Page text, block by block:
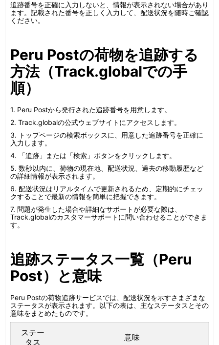
追跡番号を正確に入力しないと、情報が表示されない場合があり
ます。記載された番号を正しく入力して、配送状況を随時ご確認
ください。
Peru Postの荷物を追跡する
方法（Track.globalでの手
順）
1. Peru Postから発行された追跡番号を用意します。
2. Track.globalの公式ウェブサイトにアクセスします。
3. トップページの検索ボックスに、用意した追跡番号を正確に
入力します。
4. 「追跡」または「検索」ボタンをクリックします。
5. 数秒以内に、荷物の現在地、配送状況、過去の移動履歴など
の詳細情報が表示されます。
6. 配送状況はリアルタイムで更新されるため、定期的にチェッ
クすることで最新の情報を簡単に把握できます。
7. 問題が発生した場合や詳細なサポートが必要な際は、
Track.globalのカスタマーサポートに問い合わせることができま
す。
追跡ステータス一覧（Peru
Post）と意味
Peru Postの荷物追跡サービスでは、配送状況を示すさまざまな
ステータスが表示されます。以下の表は、主なステータスとその
意味をまとめたものです。
ステー
タス
意味